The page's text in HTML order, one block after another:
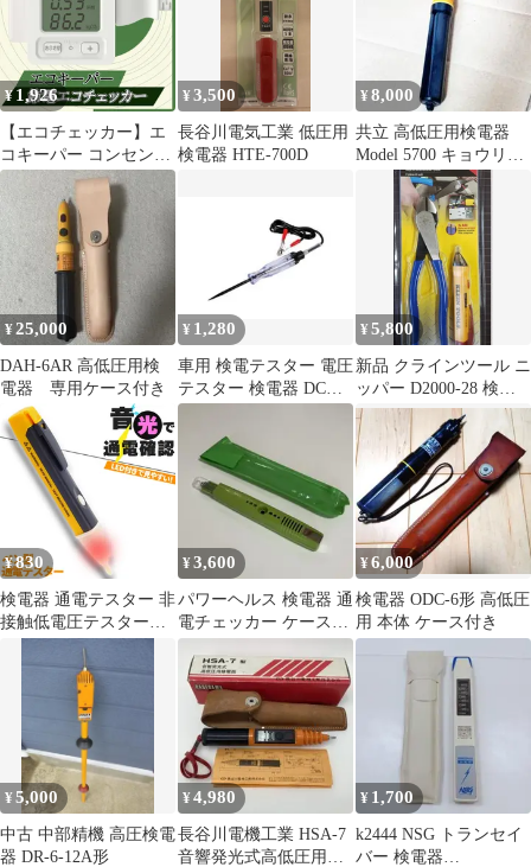
検電ドライバー アナロ
グテスター 通電
ヒューズ コード クリッ
プ 工具 検電オートテス
ター No.5350
¥ 1,926
【エコチェッカー】エ
コキーパー コンセント
節電 電力チェッカー 電
力計 チェッカー 簡易電
力計 エコ 省エネ 大型
LCD表示 デジタル液晶
ディスプレイ ボタン ワ
ットモニター 検電器 電
気代 ワットチェッカー
5種計測
¥3,500
長谷川電気工業 低圧用
検電器 HTE-700D
¥8,000
共立 高低圧用検電器
Model 5700 キョウリツ
キュービクル
¥25,000
DAH-6AR 高低圧用検
電器 専用ケース付き
¥ 1,280
車用 検電テスター 電圧
テスター 検電器 DC
6V-24V 検電
¥5,800
新品 クラインツール ニ
ッパー D2000-28 検電
器サービス付き
¥830
検電器 通電テスター 非
接触低電圧テスターペ
ン AC90V-1000V LED
アラームポケットクリ
ップ 非接触 通電チェッ
カー 通電確認 ペン型
非接 通電テスター 乾電
池式 電源検索 通電チェ
ック 検電 チェック チ
ェッカー
¥3,600
パワーヘルス 検電器 通
電チェッカー ケース付
き 動作確認済み
¥6,000
検電器 ODC-6形 高低圧
用 本体 ケース付き
¥5,000
中古 中部精機 高圧検電
器 DR-6-12A形
¥4,980
長谷川電機工業 HSA-7
音響発光式高低圧用検
¥ 1,700
k2444 NSG トランセイ
バー 検電器